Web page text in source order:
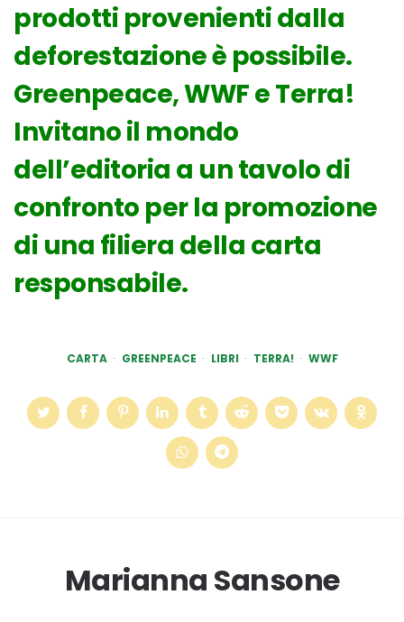
prodotti provenienti dalla
deforestazione è possibile.
Greenpeace, WWF e Terra!
Invitano il mondo
dell’editoria a un tavolo di
confronto per la promozione
di una filiera della carta
responsabile.
CARTA GREENPEACE LIBRI TERRA! WWF
Marianna Sansone